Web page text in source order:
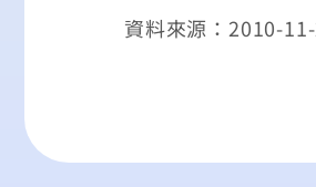
資料來源：2010-